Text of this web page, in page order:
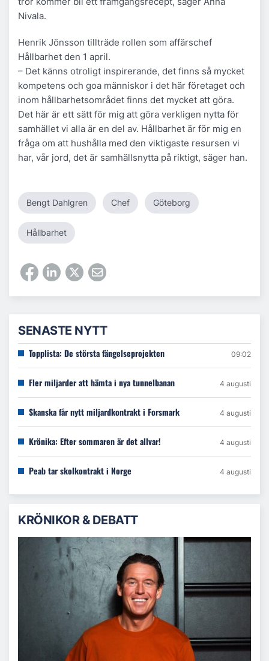
Nivala.
Henrik Jönsson tillträde rollen som affärschef
Hållbarhet den 1 april.
– Det känns otroligt inspirerande, det finns så mycket
kompetens och goa människor i det här företaget och
inom hållbarhetsområdet finns det mycket att göra.
Det här är ett sätt för mig att göra verkligen nytta för
samhället vi alla är en del av. Hållbarhet är för mig en
fråga om att hushålla med den viktigaste resursen vi
har, vår jord, det är samhällsnytta på riktigt, säger han.
Bengt Dahlgren Chef Göteborg
Hållbarhet
SENASTE NYTT
Topplista: De största fängelseprojekten 09:02
Fler miljarder att hämta i nya tunnelbanan 4 augusti
Skanska får nytt miljardkontrakt i Forsmark 4 augusti
Krönika: Efter sommaren är det allvar! 4 augusti
Peab tar skolkontrakt i Norge 4 augusti
KRÖNIKOR & DEBATT